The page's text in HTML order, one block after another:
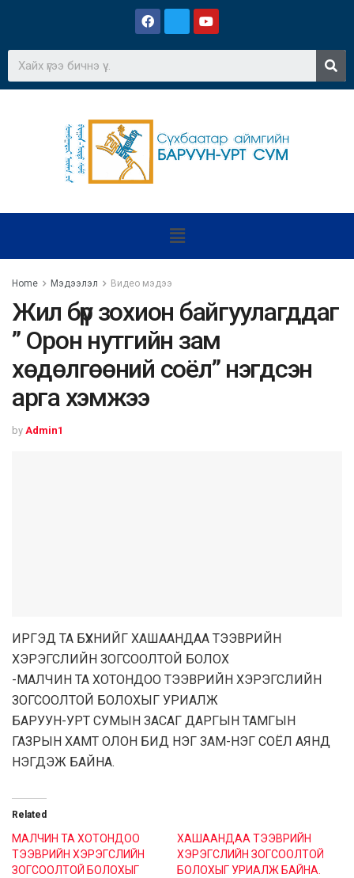
Home Мэдээлэл Видео мэдээ
Жил бүр зохион байгуулагддаг
” Орон нутгийн зам
хөдөлгөөний соёл” нэгдсэн
арга хэмжээ
by Admin1
ИРГЭД ТА БҮХНИЙГ ХАШААНДАА ТЭЭВРИЙН
ХЭРЭГСЛИЙН ЗОГСООЛТОЙ БОЛОХ
-МАЛЧИН ТА ХОТОНДОО ТЭЭВРИЙН ХЭРЭГСЛИЙН
ЗОГСООЛТОЙ БОЛОХЫГ УРИАЛЖ
БАРУУН-УРТ СУМЫН ЗАСАГ ДАРГЫН ТАМГЫН
ГАЗРЫН ХАМТ ОЛОН БИД НЭГ ЗАМ-НЭГ СОЁЛ АЯНД
НЭГДЭЖ БАЙНА.
Related
МАЛЧИН ТА ХОТОНДОО
ТЭЭВРИЙН ХЭРЭГСЛИЙН
ЗОГСООЛТОЙ БОЛОХЫГ
ХАШААНДАА ТЭЭВРИЙН
ХЭРЭГСЛИЙН ЗОГСООЛТОЙ
БОЛОХЫГ УРИАЛЖ БАЙНА.